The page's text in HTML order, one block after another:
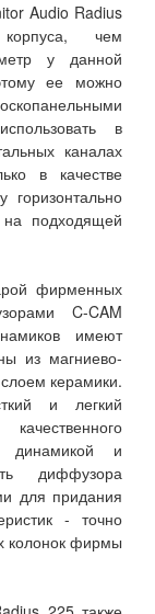
Audio Radius
чем
у данной
ее можно
в
каналах
в качестве
горизонтально
на подходящей
фирменных
C-CAM
имеют
из магниево-
керамики.
и легкий
динамикой и
диффузора
для придания
- точно
колонок фирмы